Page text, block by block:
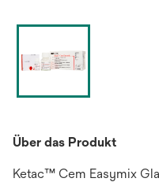
Über das Produkt
Ketac™ Cem Easymix